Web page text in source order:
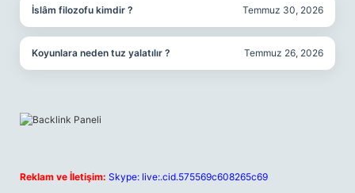
İslâm filozofu kimdir ? Temmuz 30, 2026
Koyunlara neden tuz yalatılır ? Temmuz 26, 2026
Reklam ve İletişim: Skype: live:.cid.575569c608265c69